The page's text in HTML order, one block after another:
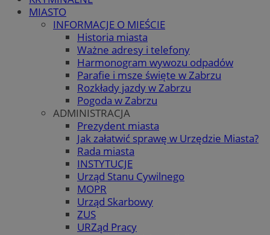
MIASTO
INFORMACJE O MIEŚCIE
Historia miasta
Ważne adresy i telefony
Harmonogram wywozu odpadów
Parafie i msze święte w Zabrzu
Rozkłady jazdy w Zabrzu
Pogoda w Zabrzu
ADMINISTRACJA
Prezydent miasta
Jak załatwić sprawę w Urzędzie Miasta?
Rada miasta
INSTYTUCJE
Urząd Stanu Cywilnego
MOPR
Urząd Skarbowy
ZUS
URZąd Pracy